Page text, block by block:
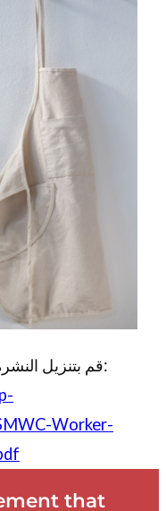
قم بتنزيل النشرة الإعلانية القابلة للطباعة من هنا:
Worker-
that